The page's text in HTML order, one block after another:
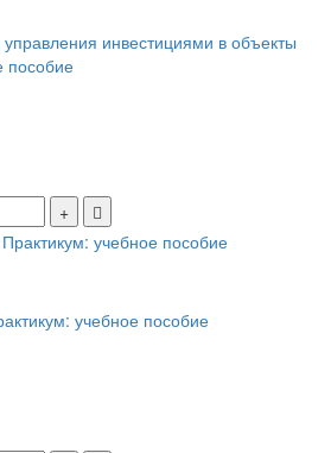
инвестициями в объекты
пособие
учебное пособие